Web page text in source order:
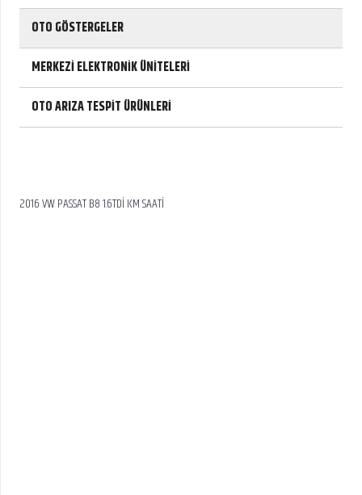
OTO GÖSTERGELER
MERKEZİ ELEKTRONİK ÜNİTELERİ
OTO ARIZA TESPİT ÜRÜNLERİ
2016 VW PASSAT B8 1.6TDİ KM SAATİ